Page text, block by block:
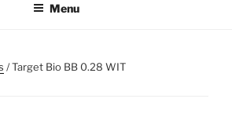
Menu
/ Target Bio BB 0.28 WIT